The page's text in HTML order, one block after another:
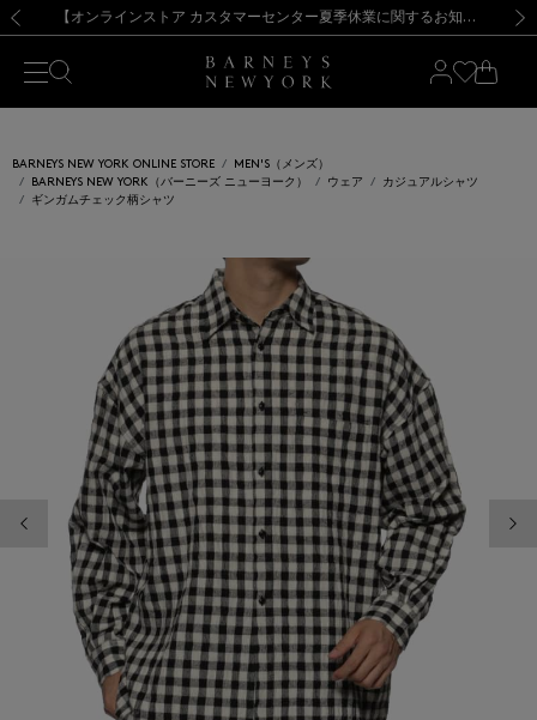
新規登録のお客様も対象！＜MY BARNEYS＞会員のお客様は11,000円（税込）以上のお買上げで常時送料無料！お買い物の際は会員登録を！
【夏季休業に伴う出荷一時停止のお知らせ】(2026.8.7) 【オンラインストア カスタマーセンター夏季休業に関するお知らせ】（2026.8.7）
【夏季休業に伴う返品・交換承り一時停止のお知らせ】（2026.8.5）
熊本県を中心とした地震の影響によるお荷物のお届けについて
【開催中】SUMMER SALEのご案内・ご注意事項 新規登録のお客様も対象！＜MY BARNEYS＞会員のお客様は11,000円（税込）以上のお買上げで常時送料無料！お買い物の際は会員登録を！
【夏季休業に伴う出荷一時停止のお知らせ】(2026.8.7)
BARNEYS NEW YORK ONLINE STORE
MEN'S（メンズ）
BARNEYS NEW YORK（バーニーズ ニューヨーク）
ウェア
カジュアルシャツ
ギンガムチェック柄シャツ
前の画像